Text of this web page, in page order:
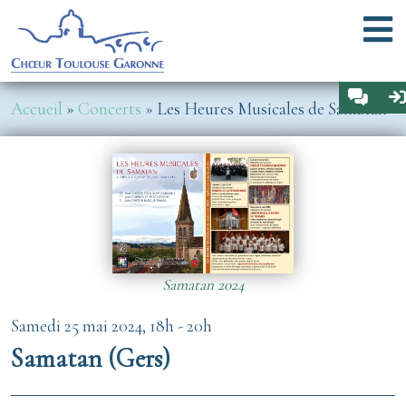
Aller au contenu principal
Fil d'Ariane
Accueil Concerts Les Heures Musicales de Samatan
Samatan 2024
Samedi 25 mai 2024, 18h -20h
Samatan (Gers)